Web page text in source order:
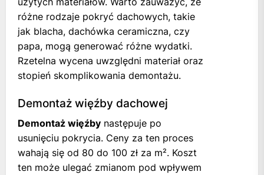
różne rodzaje pokryć dachowych, takie
jak blacha, dachówka ceramiczna, czy
papa, mogą generować różne wydatki.
Rzetelna wycena uwzględni materiał oraz
stopień skomplikowania demontażu.
Demontaż więźby dachowej
Demontaż więźby następuje po
usunięciu pokrycia. Ceny za ten proces
wahają się od 80 do 100 zł za m². Koszt
ten może ulegać zmianom pod wpływem